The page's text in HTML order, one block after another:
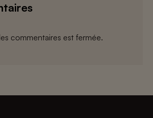
commentaires est fermée.